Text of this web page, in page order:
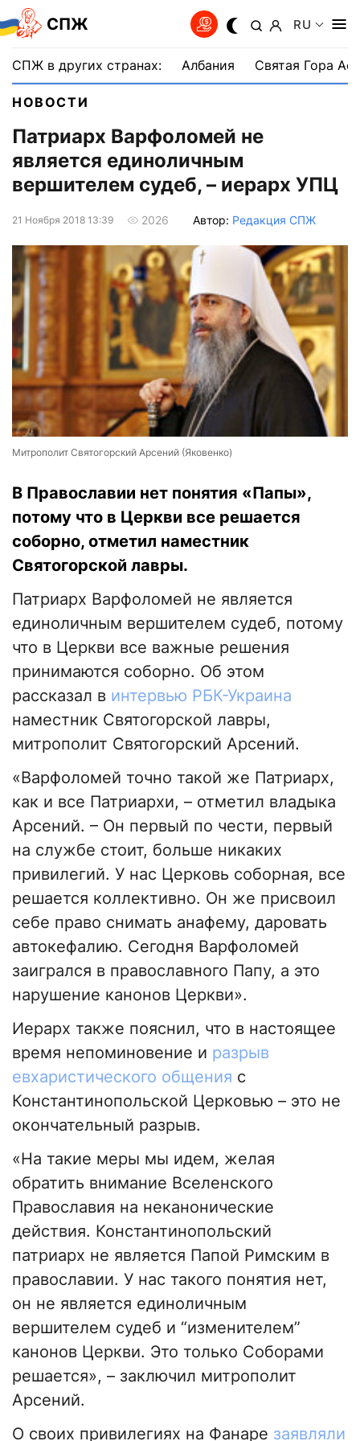
СПЖ RU
СПЖ в других странах: Албания Святая Гора
НОВОСТИ
Патриарх Варфоломей не
является единоличным
вершителем судеб, – иерарх УПЦ
21 Ноября 2018 13:39 2026 Автор: Редакция СПЖ
Митрополит Святогорский Арсений (Яковенко)
В Православии нет понятия «Папы»,
потому что в Церкви все решается
соборно, отметил наместник
Святогорской лавры.
Патриарх Варфоломей не является
единоличным вершителем судеб, потому
что в Церкви все важные решения
принимаются соборно. Об этом
рассказал в интервью РБК-Украина
наместник Святогорской лавры,
митрополит Святогорский Арсений.
«Варфоломей точно такой же Патриарх,
как и все Патриархи, – отметил владыка
Арсений. – Он первый по чести, первый
на службе стоит, больше никаких
привилегий. У нас Церковь соборная, все
решается коллективно. Он же присвоил
себе право снимать анафему, даровать
автокефалию. Сегодня Варфоломей
заигрался в православного Папу, а это
нарушение канонов Церкви».
Иерарх также пояснил, что в настоящее
время непоминовение и разрыв
евхаристического общения с
Константинопольской Церковью – это не
окончательный разрыв.
«На такие меры мы идем, желая
обратить внимание Вселенского
Православия на неканонические
действия. Константинопольский
патриарх не является Папой Римским в
православии. У нас такого понятия нет,
он не является единоличным
вершителем судеб и “изменителем”
канонов Церкви. Это только Соборами
решается», – заключил митрополит
Арсений.
О своих привилегиях на Фанаре заявляли